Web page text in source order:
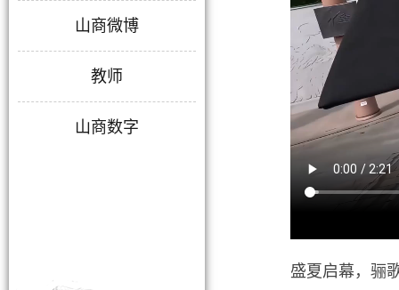
山商微博
教师
山商数字
盛夏启幕，骊